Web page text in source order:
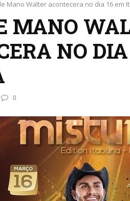
Mano Walter acontecera no dia 16 em
MANO
NO
0